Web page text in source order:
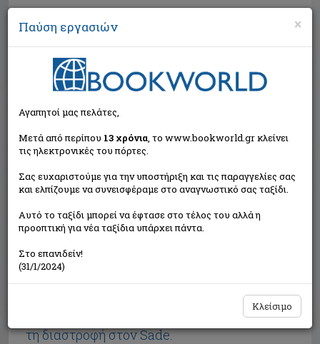
Αναζήτηση
Ο ανοσιουργός φιλόσοφος. Για το σημείο και
τη διαστροφή στον Sade.
Η τιμή μας:
Δεν υπάρχει δυνατότητα παραγγελίας
×
Παύση εργασιών
Αγαπητοί μας πελάτες,
Μετά από περίπου 13 χρόνια, το www.bookworld.gr κλείνει
τις ηλεκτρονικές του πόρτες.
Σας ευχαριστούμε για την υποστήριξη και τις παραγγελίες σας
και ελπίζουμε να συνεισφέραμε στο αναγνωστικό σας ταξίδι.
Αυτό το ταξίδι μπορεί να έφτασε στο τέλος του αλλά η
προοπτική για νέα ταξίδια υπάρχει πάντα.
Στο επανιδείν!
(31/1/2024)
Κλείσιμο